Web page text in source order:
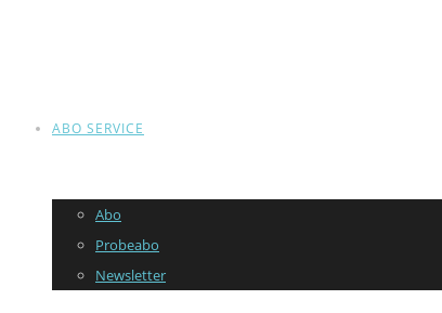
ABO SERVICE
Abo
Probeabo
Newsletter